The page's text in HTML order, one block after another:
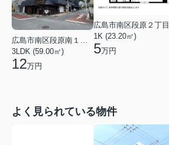
3LDK (59.00㎡)
12万円
広島市南区段原２丁目
1K (23.20㎡)
5万円
よく見られている物件